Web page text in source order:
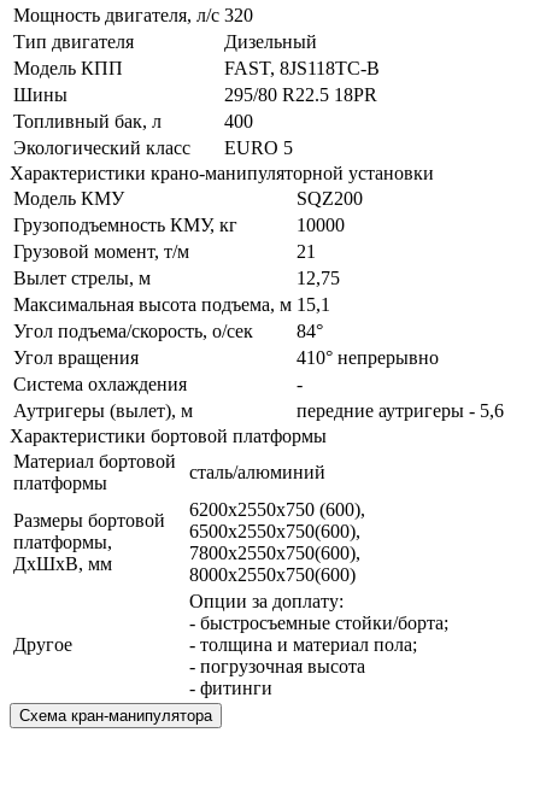
Мощность двигателя, л/с 320
Тип двигателя
Дизельный
Модель КПП
FAST, 8JS118TC-B
Шины
295/80 R22.5 18PR
Топливный бак, л
400
Экологический класс
EURO 5
Характеристики крано-манипуляторной установки
Модель КМУ
SQZ200
Грузоподъемность КМУ, кг
10000
Грузовой момент, т/м
21
Вылет стрелы, м
12,75
Максимальная высота подъема, м 15,1
Угол подъема/скорость, о/сек
84°
Угол вращения
410° непрерывно
Система охлаждения
-
Аутригеры (вылет), м
передние аутригеры - 5,6
Характеристики бортовой платформы
Материал бортовой
платформы
сталь/алюминий
Размеры бортовой
платформы,
ДхШхВ, мм
6200х2550х750 (600),
6500х2550х750(600),
7800х2550х750(600),
8000х2550х750(600)
Другое
Опции за доплату:
- быстросъемные стойки/борта;
- толщина и материал пола;
- погрузочная высота
- фитинги
Схема кран-манипулятора